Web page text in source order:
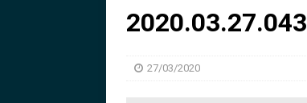
2020.03.27.043
27/03/2020